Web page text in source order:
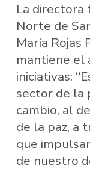
La directora
Norte de
María Rojas
mantiene el
iniciativas:
sector de la
cambio, al
de la paz, a
que
de nuestro